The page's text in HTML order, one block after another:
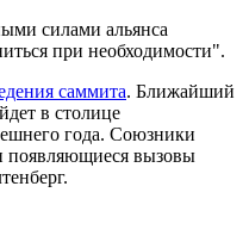
силами альянса
при необходимости".
саммита. Ближайший
в столице
года. Союзники
появляющиеся вызовы